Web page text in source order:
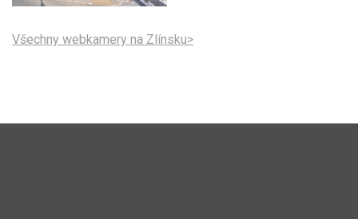
Všechny webkamery na Zlínsku>